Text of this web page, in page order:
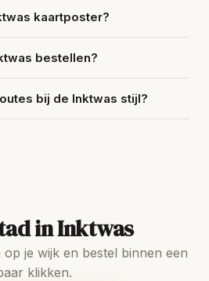
kaartposter?
bestellen?
bij de Inktwas stijl?
in Inktwas
op je wijk en bestel binnen een
klikken.